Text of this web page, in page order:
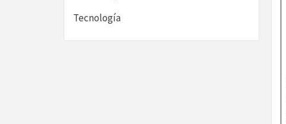
Tecnología